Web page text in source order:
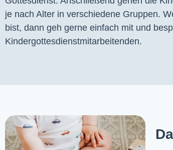
je nach Alter in verschiedene Gruppen.
bist, dann geh gerne einfach mit und
Kindergottesdienstmitarbeitenden.